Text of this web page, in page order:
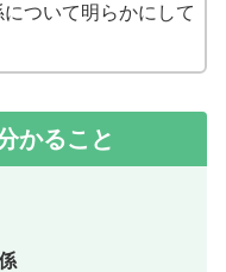
ついて明らかにして
かること